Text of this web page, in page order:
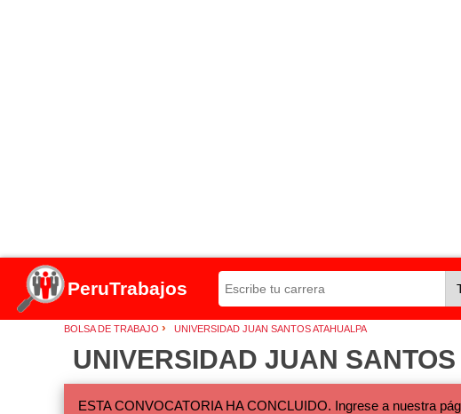
PeruTrabajos
BOLSA DE TRABAJO › UNIVERSIDAD JUAN SANTOS ATAHUALPA
UNIVERSIDAD JUAN
ESTA CONVOCATORIA HA CONCLUIDO. Ingrese a nuestra